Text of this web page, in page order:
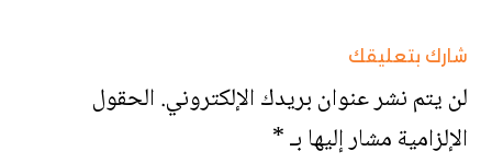
شارك بتعليقك
لن يتم نشر عنوان بريدك الإلكتروني.الحقول
الإلزامية مشار إليها بـ*